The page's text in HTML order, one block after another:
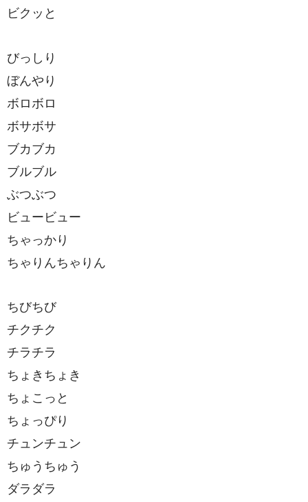
ビクッと
びっしり
ぼんやり
ボロボロ
ボサボサ
ブカブカ
ブルブル
ぶつぶつ
ビュービュー
ちゃっかり
ちゃりんちゃりん
ちびちび
チクチク
チラチラ
ちょきちょき
ちょこっと
ちょっぴり
チュンチュン
ちゅうちゅう
ダラダラ